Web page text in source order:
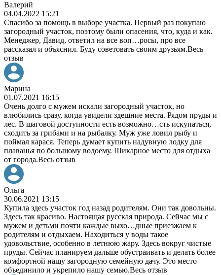
Валерий
04.04.2022 15:21
Спасибо за помощь в выборе участка. Первый раз покупаю
загородный участок, поэтому были опасения, что, куда и как.
Менеджер, Давид, ответил на все воп…росы, про все
рассказал и объяснил. Буду советовать своим друзьям.Весь
отзыв
Марина
01.07.2021 16:15
Очень долго с мужем искали загородный участок, но
влюбились сразу, когда увидели здешние места. Рядом пруды и
лес. В шаговой доступности есть возможно…сть искупаться,
сходить за грибами и на рыбалку. Муж уже ловил рыбу и
поймал карася. Теперь думает купить надувную лодку для
плаванья по большому водоему. Шикарное место для отдыха
от города.Весь отзыв
Ольга
30.06.2021 13:15
Купила здесь участок год назад родителям. Они так довольны.
Здесь так красиво. Настоящая русская природа. Сейчас мы с
мужем и детьми почти каждые выхо…дные приезжаем к
родителям и отдыхаем. Находиться у воды такое
удовольствие, особенно в летнюю жару. Здесь вокруг чистые
пруды. Сейчас планируем дальше обустраивать и делать более
комфортной нашу загородную семейную дачу. Это место
объединило и укрепило нашу семью.Весь отзыв